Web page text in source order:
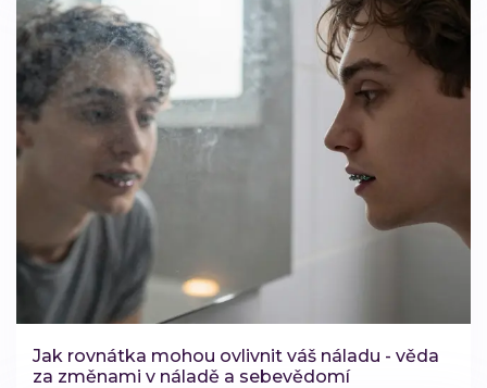
Jak rovnátka mohou ovlivnit váš náladu - věda
za změnami v náladě a sebevědomí